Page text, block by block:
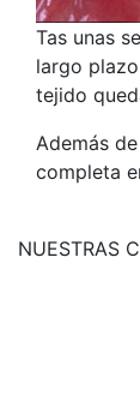
Tas unas
largo
tejido
Además
completa
NUESTRAS